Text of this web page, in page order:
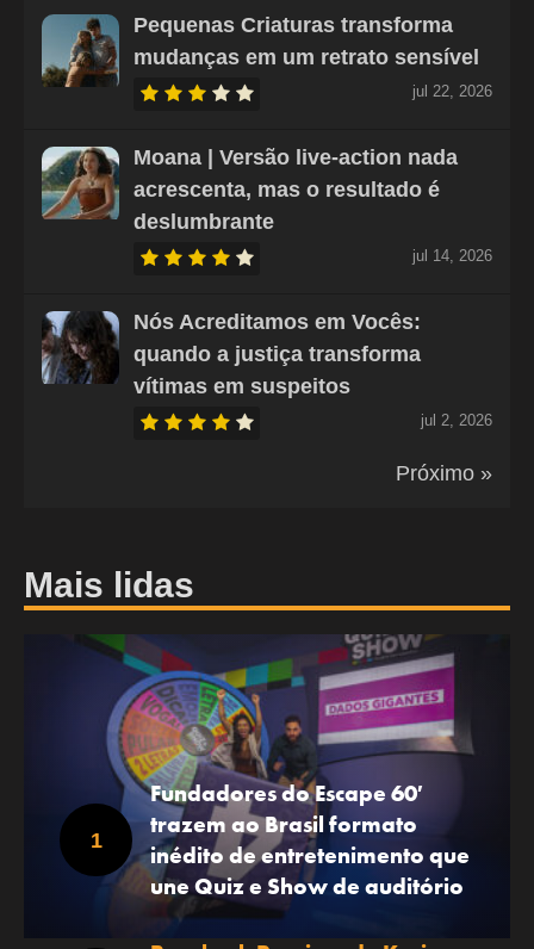
Pequenas Criaturas transforma
mudanças em um retrato sensível
jul 22, 2026
Moana | Versão live-action nada
acrescenta, mas o resultado é
deslumbrante
jul 14, 2026
Nós Acreditamos em Vocês:
quando a justiça transforma
vítimas em suspeitos
jul 2, 2026
Próximo »
Mais lidas
Fundadores do Escape 60′
trazem ao Brasil formato
inédito de entretenimento que
une Quiz e Show de auditório